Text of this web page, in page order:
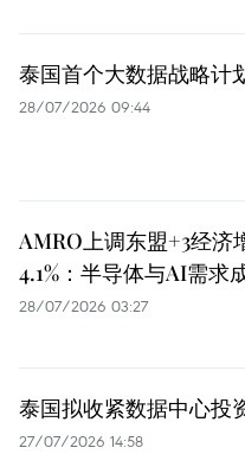
泰国首个大数据战略计
28/07/2026 09:44
AMRO上调东盟+3经济
4.1%：半导体与AI需求
28/07/2026 03:27
泰国拟收紧数据中心投
27/07/2026 14:58